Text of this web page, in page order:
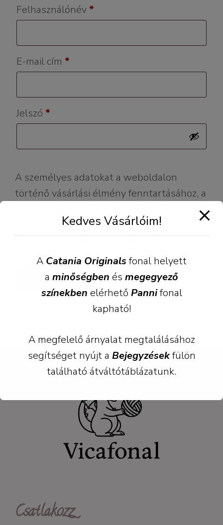
Felhasználónév *
E-mail cím *
Jelszó *
A személyes adatokat a weboldalon
történő vásárlási élmény fenntartásához, a
más célokra használjuk, melyeket a
Regisztráció
Csatlakozz
Kedves Vásárlóim!
A Catania Originalsfonal helyett
a minőségben és megegyező
színekben elérhető Pannifonal
kapható!
A megfelelő árnyalat megtalálásához
segítséget nyújt a Bejegyzésekfülön
található átváltótáblázatunk.